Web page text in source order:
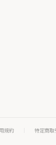
規約 特定商取